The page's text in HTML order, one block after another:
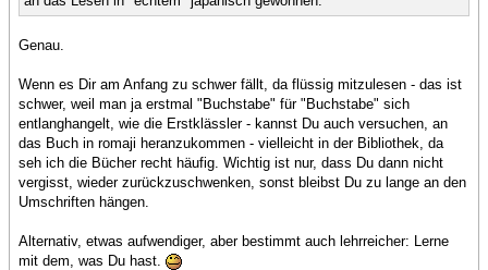
Genau.
Wenn es Dir am Anfang zu schwer fällt, da flüssig mitzulesen - das ist
schwer, weil man ja erstmal "Buchstabe" für "Buchstabe" sich
entlanghangelt, wie die Erstklässler - kannst Du auch versuchen, an
das Buch in romaji heranzukommen - vielleicht in der Bibliothek, da
seh ich die Bücher recht häufig. Wichtig ist nur, dass Du dann nicht
vergisst, wieder zurückzuschwenken, sonst bleibst Du zu lange an den
Umschriften hängen.
Alternativ, etwas aufwendiger, aber bestimmt auch lehrreicher: Lerne
mit dem, was Du hast.